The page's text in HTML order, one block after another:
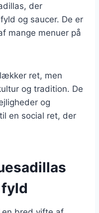
der
og saucer. De er
mange menuer på
ret, men
og tradition. De
og
en social ret, der